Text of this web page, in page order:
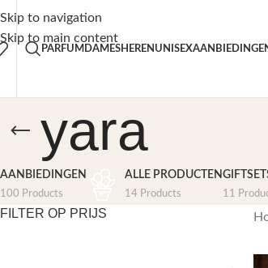
Skip to navigation
Skip to main content
verzending vanaf €50,-
PARFUM DAMESHEREN UNISEX
yara
AANBIEDINGEN
100 Products
ALLE PRODUCTEN
14 Products 11
FILTER OP PRIJS